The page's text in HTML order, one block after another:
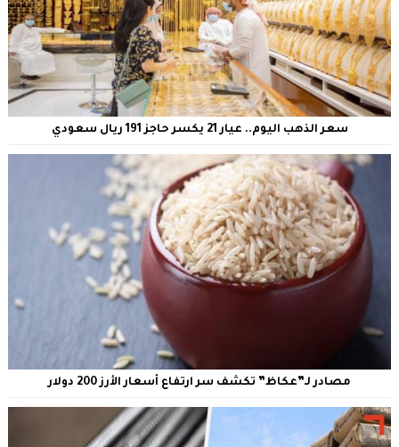
سعر الذهب اليوم.. عيار 21 يكسر حاجز 191 ريال سعودي
مصادر لـ”عكاظ” تكشف سر ارتفاع أسعار الأرز 200 دولار